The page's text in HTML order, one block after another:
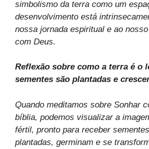
simbolismo da terra como um
desenvolvimento está
nossa jornada espiritual e ao
com Deus.
Reflexão sobre como a terra é o
sementes são plantadas e
Quando meditamos sobre Sonhar
bíblia, podemos visualizar a
fértil, pronto para receber
plantadas, germinam e se